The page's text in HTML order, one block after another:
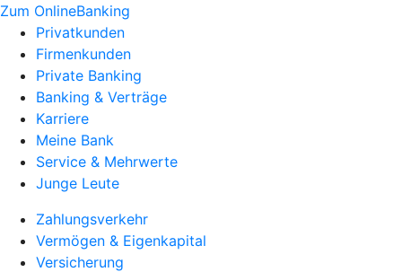
Zum OnlineBanking
Privatkunden
Firmenkunden
Private Banking
Banking & Verträge
Karriere
Meine Bank
Service & Mehrwerte
Junge Leute
Zahlungsverkehr
Vermögen & Eigenkapital
Versicherung